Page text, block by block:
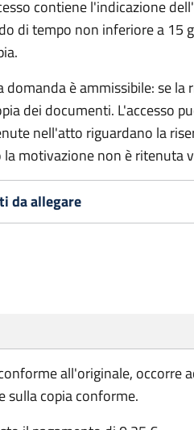
contiene l'indicazione
di tempo non inferiore a 15
è ammissibile: se la
dei documenti. L'accesso
nell'atto riguardano la
motivazione non è ritenuta
da allegare
all'originale, occorre
sulla copia conforme.